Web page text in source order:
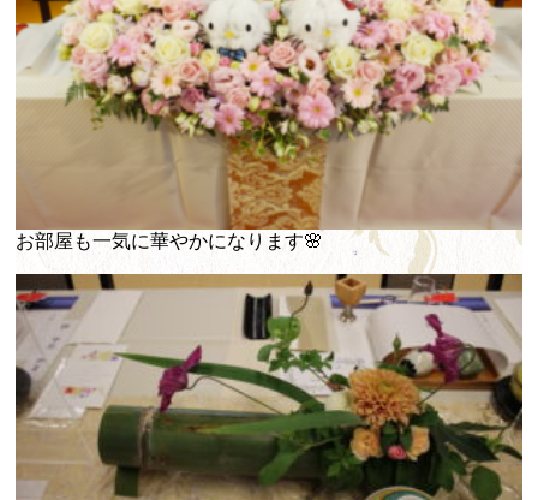
お部屋も一気に華やかになります🌸